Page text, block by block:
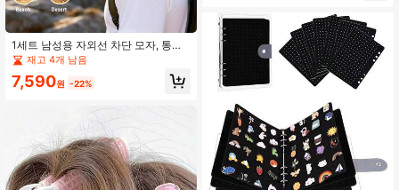
1세트 남성용 자외선 차단 모자, 통기
성 빠른 건조 선햇, 남성용 야외 하이
킹 낚시 자외선 차단 모자
재고 4개 남음
7,590원 -22%